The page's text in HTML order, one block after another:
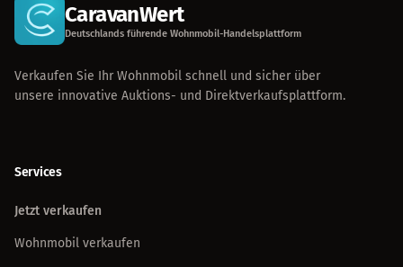
CaravanWert
Deutschlands führende Wohnmobil-Handelsplattform
Verkaufen Sie Ihr Wohnmobil schnell und sicher über
unsere innovative Auktions- und Direktverkaufsplattform.
Services
Jetzt verkaufen
Wohnmobil verkaufen